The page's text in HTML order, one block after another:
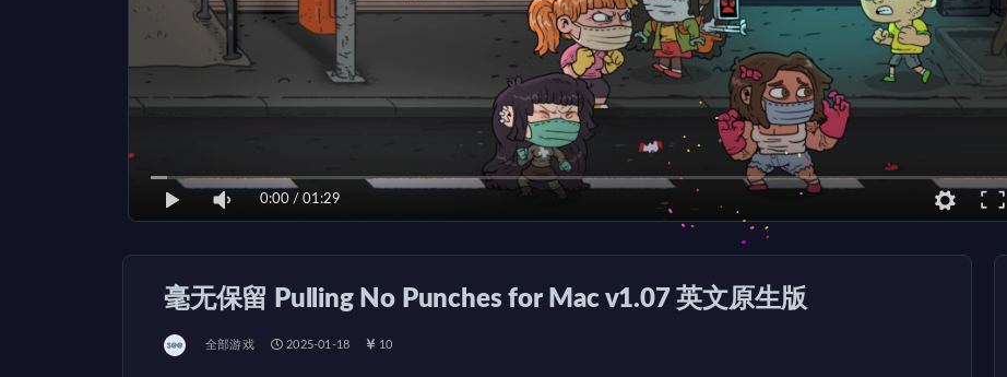
0:00 / 01:29
毫无保留 Pulling No Punches for Mac v1.07 英文原生版
全部游戏 2025-01-18 10